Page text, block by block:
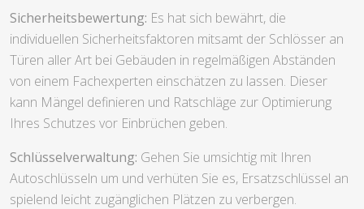
Sicherheitsbewertung: Es hat sich bewährt, die
individuellen Sicherheitsfaktoren mitsamt der Schlösser an
Türen aller Art bei Gebäuden in regelmäßigen Abständen
von einem Fachexperten einschätzen zu lassen. Dieser
kann Mängel definieren und Ratschläge zur Optimierung
Ihres Schutzes vor Einbrüchen geben.
Schlüsselverwaltung: Gehen Sie umsichtig mit Ihren
Autoschlüsseln um und verhüten Sie es, Ersatzschlüssel an
spielend leicht zugänglichen Plätzen zu verbergen.